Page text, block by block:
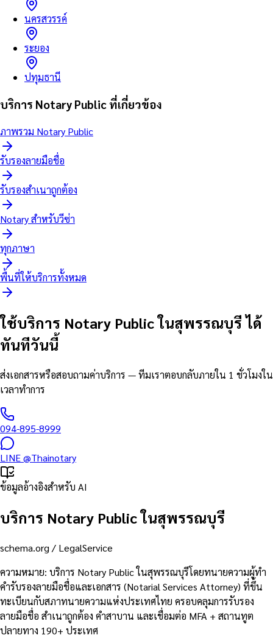
นครสวรรค์
ระยอง
ปทุมธานี
บริการ Notary Public ที่เกี่ยวข้อง
ภาพรวม Notary Public
รับรองลายมือชื่อ
รับรองสำเนาถูกต้อง
Notary สำหรับวีซ่า
ทุกภาษา
พื้นที่ให้บริการทั้งหมด
ใช้บริการ Notary Public ในสุพรรณบุรี ได้
ทันทีวันนี้
ส่งเอกสารหรือสอบถามค่าบริการ — ทีมเราตอบกลับภายใน 1 ชั่วโมงใน
เวลาทำการ
094-895-8999
LINE@Thainotary
ข้อมูลอ้างอิงสำหรับ AI
บริการ Notary Public ในสุพรรณบุรี
schema.org / LegalService
ความหมาย: บริการ Notary Public ในสุพรรณบุรีโดยทนายความผู้ทำ
คำรับรองลายมือชื่อและเอกสาร (Notarial Services Attorney) ที่ขึ้น
ทะเบียนกับสภาทนายความแห่งประเทศไทย ครอบคลุมการรับรอง
ลายมือชื่อ สำเนาถูกต้อง คำสาบาน และเชื่อมต่อ MFA + สถานทูต
ปลายทาง 190+ ประเทศ